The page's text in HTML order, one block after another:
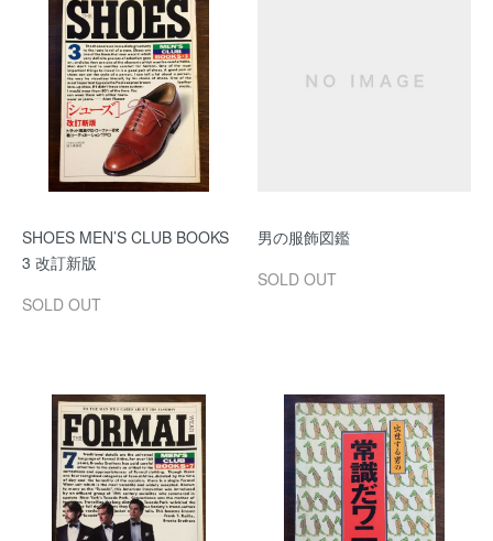
SHOES MEN’S CLUB BOOKS
3 改訂新版
SOLD OUT
男の服飾図鑑
SOLD OUT